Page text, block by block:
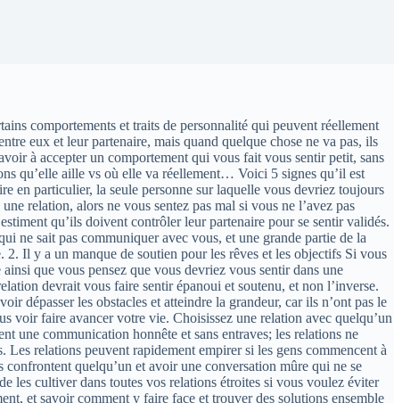
comportements et traits de personnalité qui peuvent réellement
eux et leur partenaire, mais quand quelque chose ne va pas, ils
à accepter un comportement qui vous fait vous sentir petit, sans
qu’elle aille vs où elle va réellement… Voici 5 signes qu’il est
en particulier, la seule personne sur laquelle vous devriez toujours
relation, alors ne vous sentez pas mal si vous ne l’avez pas
qu’ils doivent contrôler leur partenaire pour se sentir validés.
ne sait pas communiquer avec vous, et une grande partie de la
Il y a un manque de soutien pour les rêves et les objectifs Si vous
que vous pensez que vous devriez vous sentir dans une
devrait vous faire sentir épanoui et soutenu, et non l’inverse.
dépasser les obstacles et atteindre la grandeur, car ils n’ont pas le
voir faire avancer votre vie. Choisissez une relation avec quelqu’un
une communication honnête et sans entraves; les relations ne
Les relations peuvent rapidement empirer si les gens commencent à
confrontent quelqu’un et avoir une conversation mûre qui ne se
les cultiver dans toutes vos relations étroites si vous voulez éviter
et savoir comment y faire face et trouver des solutions ensemble